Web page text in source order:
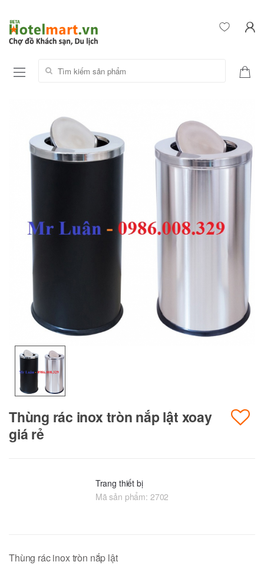
Tìm kiếm sản phẩm:
Thùng rác inox tròn nắp lật xoay
giá rẻ
Trang thiết bị
Mã sản phẩm: 2702
Thùng rác inox tròn nắp lật